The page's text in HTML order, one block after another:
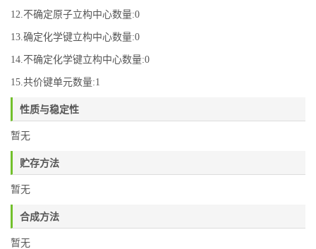
12.不确定原子立构中心数量:0
13.确定化学键立构中心数量:0
14.不确定化学键立构中心数量:0
15.共价键单元数量:1
性质与稳定性
暂无
贮存方法
暂无
合成方法
暂无